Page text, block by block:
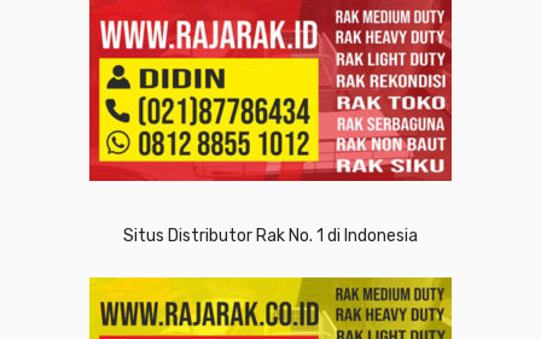
Situs Distributor Rak No. 1 di Indonesia